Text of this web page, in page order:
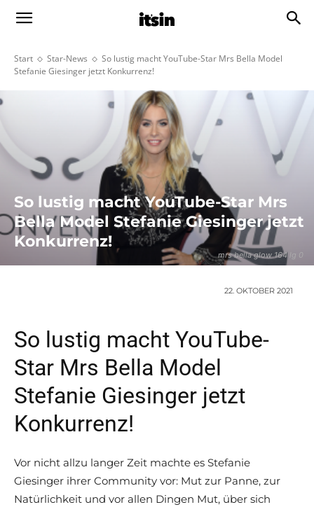
Start Star-News
So lustig macht YouTube-Star Mrs Bella Model
Stefanie Giesinger jetzt Konkurrenz!
mrs bella glow 164 lg 0
So lustig macht YouTube-Star Mrs
Bella Model Stefanie Giesinger jetzt
Konkurrenz!
22. OKTOBER 2021
So lustig macht YouTube-
Star Mrs Bella Model
Stefanie Giesinger jetzt
Konkurrenz!
Vor nicht allzu langer Zeit machte es Stefanie
Giesinger ihrer Community vor: Mut zur Panne, zur
Natürlichkeit und vor allen Dingen Mut, über sich